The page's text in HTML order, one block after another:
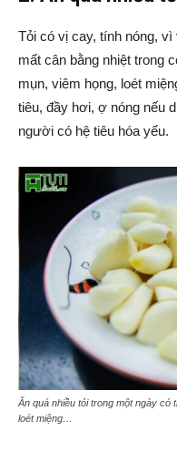
Tỏi có vị cay, tính nóng,
mất cân bằng nhiệt trong
mụn, viêm họng, loét
tiêu, đầy hơi, ợ nóng nếu
người có hệ tiêu hóa yếu.
Ăn quá nhiều tỏi trong một ngày có
loét miệng…